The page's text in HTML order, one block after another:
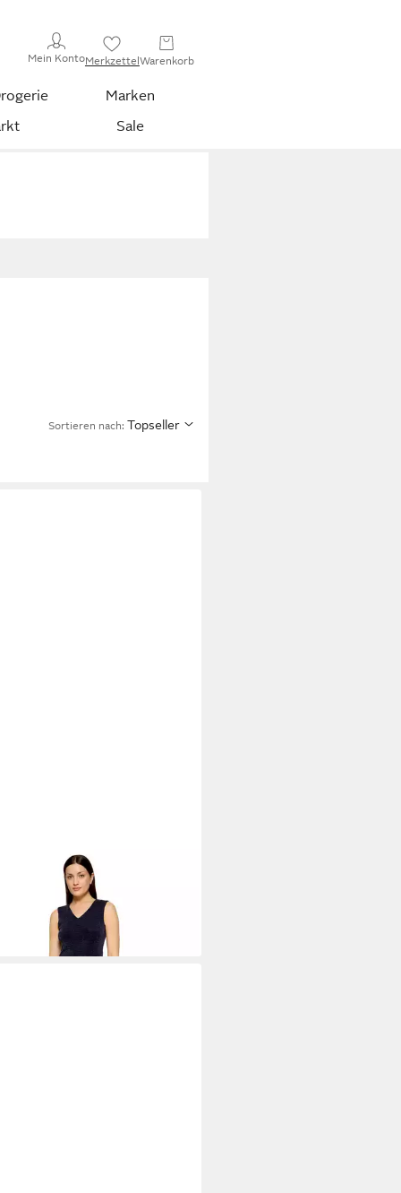
Mein KontoMerkzettelWarenkorb
Marken
Sale
Sortieren nach: Topseller
Cocktailkleid Damen im
229,99 €